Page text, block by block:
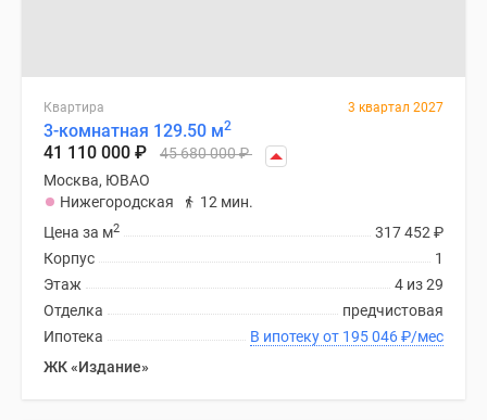
Квартира 3 квартал 2027
3-комнатная 129.50 м2
41 110 000 ₽ 45 680 000₽
Москва, ЮВАО
Нижегородская
12 мин.
317 452 ₽
Цена за м2
1
Корпус
4 из 29
Этаж
предчистовая
Отделка
В ипотеку от 195 046₽/мес
Ипотека
ЖК «Издание»